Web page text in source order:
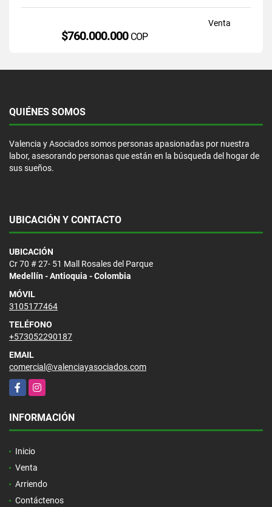
Venta
$760.000.000 COP
QUIÉNES SOMOS
Valencia y Asociados somos personas apasionadas por nuestra
labor, asesorando personas que están en la búsqueda del hogar de
sus sueños.
UBICACIÓN Y CONTACTO
UBICACIÓN
Cr 70 # 27- 51 Mall Rosales del Parque
Medellín - Antioquia - Colombia
MÓVIL
3105177464
TELÉFONO
+573052290187
EMAIL
comercial@valenciayasociados.com
FacebookInstagram
INFORMACIÓN
Inicio
Venta
Arriendo
Contáctenos